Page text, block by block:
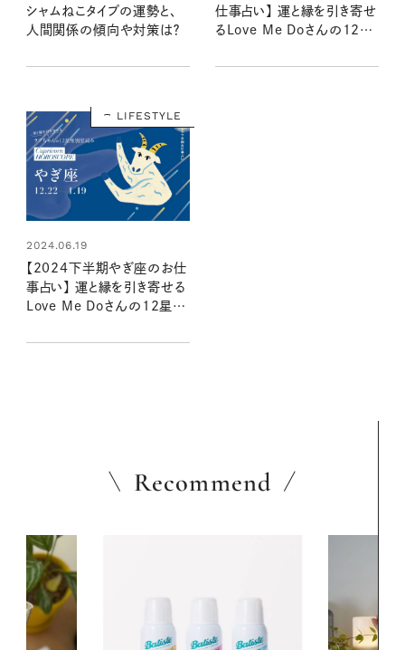
シャムねこタイプの運勢と、
人間関係の傾向や対策は？
仕事占い】 運と縁を引き寄せ
るLove Me Doさんの12星
LIFESTYLE
2024.06.19
【2024下半期やぎ座のお仕
事占い】 運と縁を引き寄せる
Love Me Doさんの12星座
Recommend